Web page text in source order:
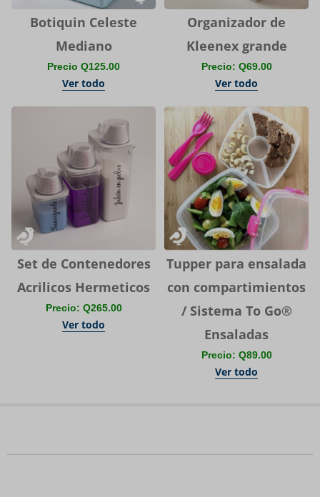
Botiquin Celeste
Mediano
Precio Q125.00
Ver todo
Organizador de
Kleenex grande
Precio: Q69.00
Ver todo
Set de Contenedores
Acrilicos Hermeticos
Precio: Q265.00
Ver todo
Tupper para ensalada
con compartimientos
/ Sistema To Go®
Ensaladas
Precio: Q89.00
Ver todo